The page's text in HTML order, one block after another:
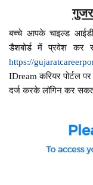
बच्चे आपके चाइल्ड
डैशबोर्ड में प्रवेश कर
https://
IDream करियर पोर्टल
दर्ज करके लॉगिन कर